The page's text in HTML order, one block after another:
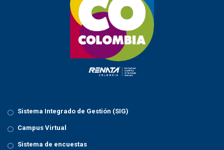
Sistema Integrado de Gestión (SIG)
Campus Virtual
Sistema de encuestas